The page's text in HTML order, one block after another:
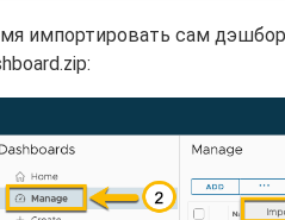
импортировать сам